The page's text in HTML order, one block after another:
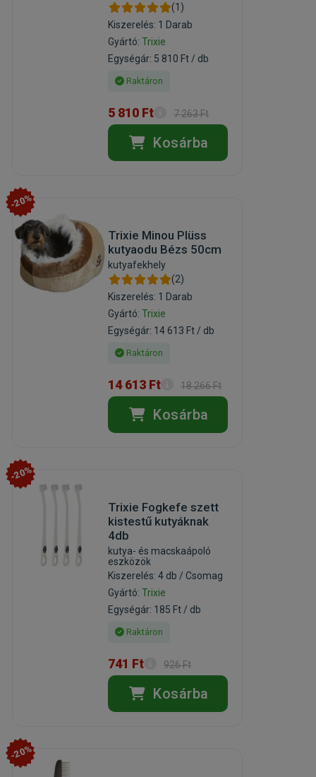
(1)
Kiszerelés: 1 Darab
Gyártó:Trixie
Egységár: 5 810 Ft / db
Raktáron
5 810 Ft 7 263 Ft
Kosárba
-20%
Trixie Minou Plüss
kutyaodu Bézs 50cm
kutyafekhely
(2)
Kiszerelés: 1 Darab
Gyártó:Trixie
Egységár: 14 613 Ft / db
Raktáron
14 613 Ft 18 266 Ft
Kosárba
-20%
Trixie Fogkefe szett
kistestű kutyáknak
4db
kutya- és macskaápoló
eszközök
Kiszerelés: 4 db / Csomag
Gyártó:Trixie
Egységár: 185 Ft / db
Raktáron
741 Ft 926 Ft
Kosárba
-20%